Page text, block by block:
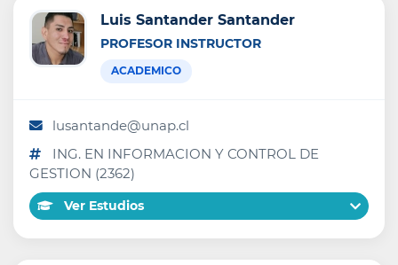
Luis Santander Santander
PROFESOR INSTRUCTOR
ACADEMICO
lusantande@unap.cl
ING. EN INFORMACION Y CONTROL DE
GESTION (2362)
Ver Estudios